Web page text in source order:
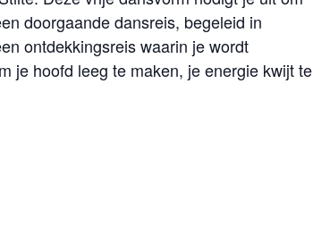
doorgaande dansreis, begeleid in
ontdekkingsreis waarin je wordt
je hoofd leeg te maken, je energie kwijt te